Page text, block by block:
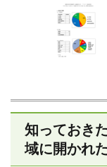
知っておき
域に開かれ